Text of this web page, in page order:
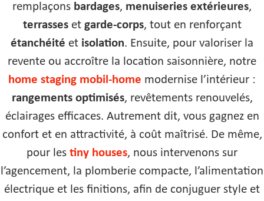
remplaçons bardages, menuiseries extérieures,
terrasseset garde-corps, tout en renforçant
étanchéité et isolation. Ensuite, pour valoriser la
revente ou accroître la location saisonnière, notre
home staging mobil-home modernise l’intérieur :
rangements optimisés, revêtements renouvelés,
éclairages efficaces. Autrement dit, vous gagnez en
confort et en attractivité, à coût maîtrisé. De même,
pour les tiny houses, nous intervenons sur
l’agencement, la plomberie compacte, l’alimentation
électrique et les finitions, afin de conjuguer style et